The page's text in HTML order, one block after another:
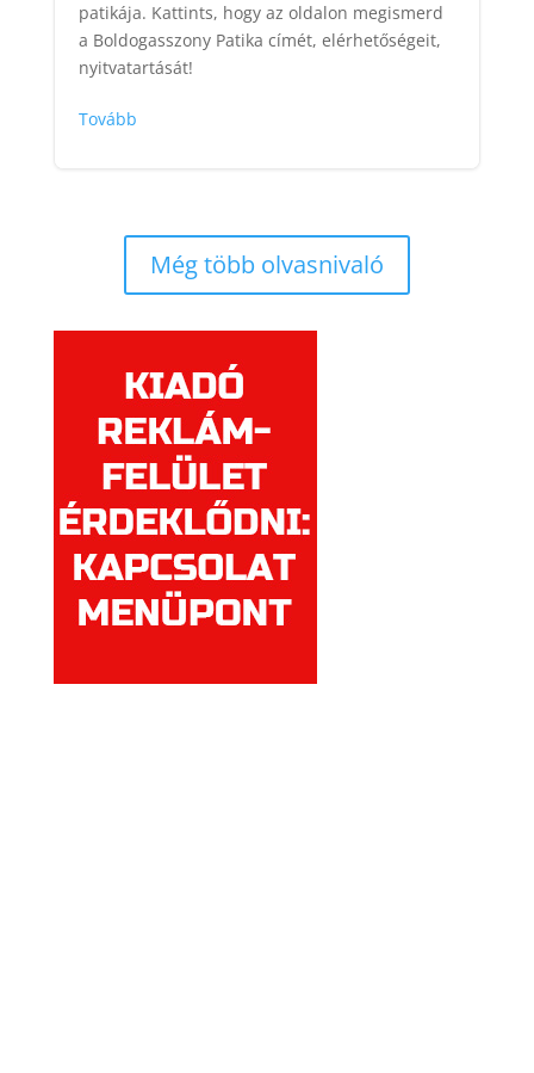
patikája. Kattints, hogy az oldalon megismerd
a Boldogasszony Patika címét, elérhetőségeit,
nyitvatartását!
Tovább
Még több olvasnivaló